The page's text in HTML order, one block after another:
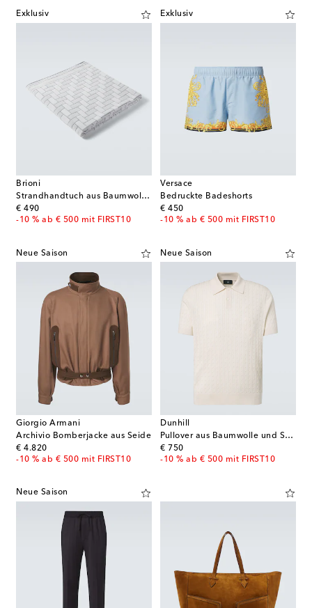
Exklusiv
Brioni
Strandhandtuch aus Baumwollfrottee
€ 490
original price
-10 % ab € 500 mit FIRST10
Exklusiv
Versace
Bedruckte Badeshorts
€ 450
original price
-10 % ab € 500 mit FIRST10
Neue Saison
Giorgio Armani
Archivio Bomberjacke aus Seide
€ 4.820
original price
-10 % ab € 500 mit FIRST10
Neue Saison
Dunhill
Pullover aus Baumwolle und Seide
€ 750
original price
-10 % ab € 500 mit FIRST10
Neue Saison